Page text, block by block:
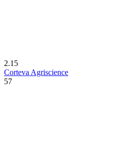
2.15
Corteva Agriscience
57